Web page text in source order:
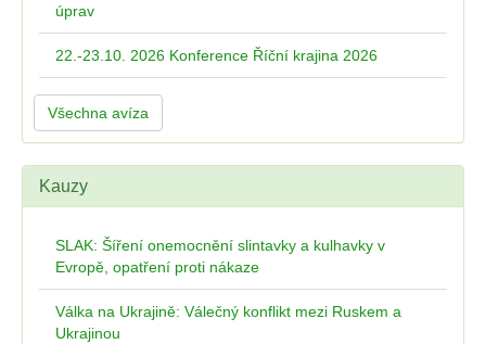
úprav
22.-23.10. 2026 Konference Říční krajina 2026
Všechna avíza
Kauzy
SLAK: Šíření onemocnění slintavky a kulhavky v
Evropě, opatření proti nákaze
Válka na Ukrajině: Válečný konflikt mezi Ruskem a
Ukrajinou